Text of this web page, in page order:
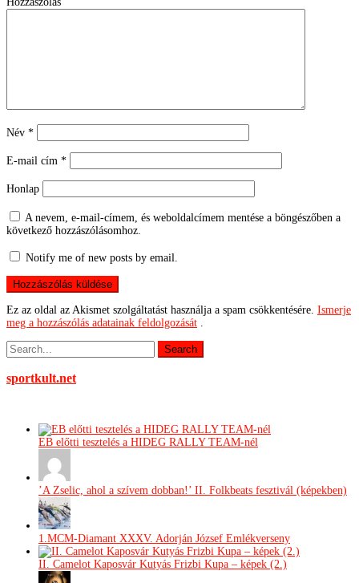
Név *
E-mail cím *
Honlap
A nevem, e-mail-címem, és weboldalcímem mentése a böngészőben a
következő hozzászólásomhoz.
Notify me of new posts by email.
Ez az oldal az Akismet szolgáltatást használja a spam csökkentésére. Ismerje
meg a hozzászólás adatainak feldolgozását
sportkult.net
EB előtti tesztelés a HIDEG RALLY TEAM-nél
’A Zselic, ahol a szívem dobban!’ II. Folkbeats fesztivál (képekben)
1.MCM-Diamant XXXV. Adorján József Emlékverseny
II. Camelot Kaposvár Kutyás Frizbi Kupa – képek (2.)